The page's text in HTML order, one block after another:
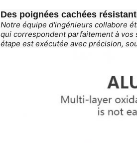
Des poignées cachées
Notre équipe d'ingénieurs collabore
qui correspondent parfaitement à
étape est exécutée avec précision,